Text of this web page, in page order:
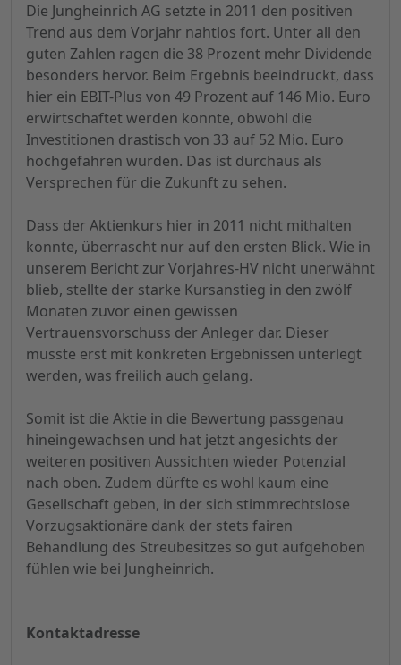
Die Jungheinrich AG setzte in 2011 den positiven
Trend aus dem Vorjahr nahtlos fort. Unter all den
guten Zahlen ragen die 38 Prozent mehr Dividende
besonders hervor. Beim Ergebnis beeindruckt, dass
hier ein EBIT-Plus von 49 Prozent auf 146 Mio. Euro
erwirtschaftet werden konnte, obwohl die
Investitionen drastisch von 33 auf 52 Mio. Euro
hochgefahren wurden. Das ist durchaus als
Versprechen für die Zukunft zu sehen.
Dass der Aktienkurs hier in 2011 nicht mithalten
konnte, überrascht nur auf den ersten Blick. Wie in
unserem Bericht zur Vorjahres-HV nicht unerwähnt
blieb, stellte der starke Kursanstieg in den zwölf
Monaten zuvor einen gewissen
Vertrauensvorschuss der Anleger dar. Dieser
musste erst mit konkreten Ergebnissen unterlegt
werden, was freilich auch gelang.
Somit ist die Aktie in die Bewertung passgenau
hineingewachsen und hat jetzt angesichts der
weiteren positiven Aussichten wieder Potenzial
nach oben. Zudem dürfte es wohl kaum eine
Gesellschaft geben, in der sich stimmrechtslose
Vorzugsaktionäre dank der stets fairen
Behandlung des Streubesitzes so gut aufgehoben
fühlen wie bei Jungheinrich.
Kontaktadresse